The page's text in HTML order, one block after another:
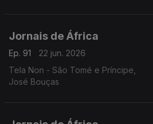
Jornais de África
Ep. 91
22 jun. 2026
Tela Non - São Tomé e Príncipe,
José Bouças